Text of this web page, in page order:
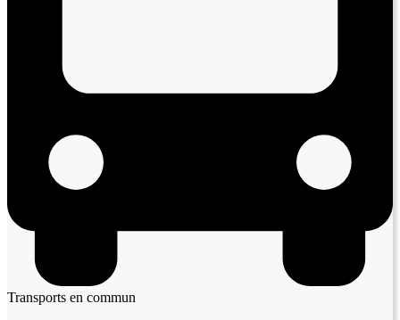
Transports en commun